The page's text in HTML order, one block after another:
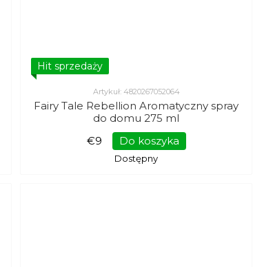
Hit sprzedaży
Artykuł: 4820267052064
Fairy Tale Rebellion Aromatyczny spray
do domu 275 ml
€9
Do koszyka
Dostępny